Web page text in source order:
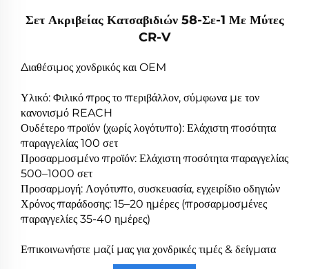
Σετ Ακριβείας Κατσαβιδιών 58-Σε-1 Με Μύτες
CR-V
Διαθέσιμος χονδρικός και OEM
Υλικό: Φιλικό προς το περιβάλλον, σύμφωνα με τον
κανονισμό REACH
Ουδέτερο προϊόν (χωρίς λογότυπο): Ελάχιστη ποσότητα
παραγγελίας 100 σετ
Προσαρμοσμένο προϊόν: Ελάχιστη ποσότητα παραγγελίας
500–1000 σετ
Προσαρμογή: Λογότυπο, συσκευασία, εγχειρίδιο οδηγιών
Χρόνος παράδοσης: 15–20 ημέρες (προσαρμοσμένες
παραγγελίες 35-40 ημέρες)
Επικοινωνήστε μαζί μας για χονδρικές τιμές & δείγματα